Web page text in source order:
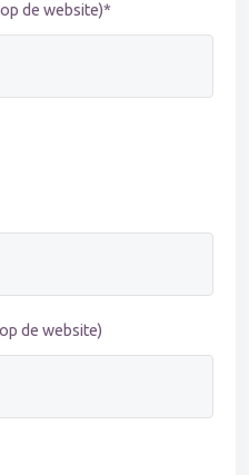
de website)*
de website)